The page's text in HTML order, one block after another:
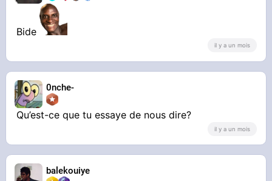
Bide
il y a un mois
0nche-
Qu’est-ce que tu essaye de nous dire?
il y a un mois
balekouiye